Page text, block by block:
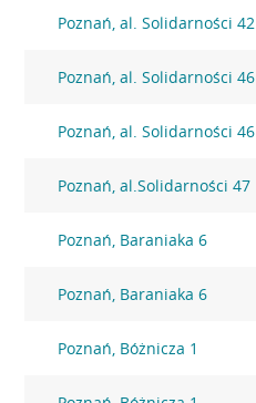
Poznań, al. Solidarności 42
Poznań, al. Solidarności 46
Poznań, al. Solidarności 46
Poznań, al.Solidarności 47
Poznań, Baraniaka 6
Poznań, Baraniaka 6
Poznań, Bóżnicza 1